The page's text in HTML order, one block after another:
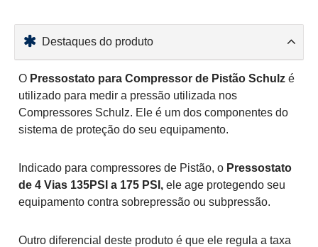
Destaques do produto
O Pressostato para Compressor de Pistão Schulz é
utilizado para medir a pressão utilizada nos
Compressores Schulz. Ele é um dos componentes do
sistema de proteção do seu equipamento.
Indicado para compressores de Pistão, o Pressostato
de 4 Vias 135PSI a 175 PSI, ele age protegendo seu
equipamento contra sobrepressão ou subpressão.
Outro diferencial deste produto é que ele regula a taxa